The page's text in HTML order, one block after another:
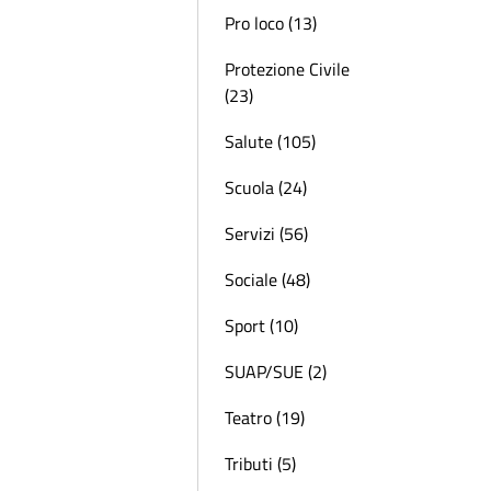
Pro loco (13)
Protezione Civile
(23)
Salute (105)
Scuola (24)
Servizi (56)
Sociale (48)
Sport (10)
SUAP/SUE (2)
Teatro (19)
Tributi (5)